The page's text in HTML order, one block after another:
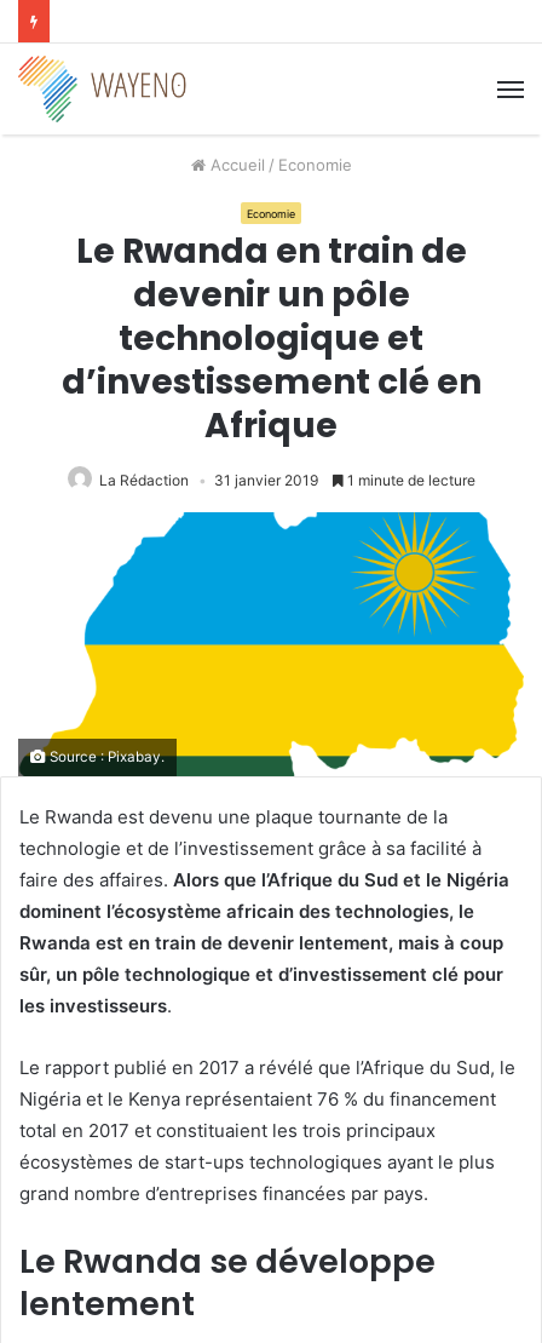
Accueil / Economie
Economie
Le Rwanda en train de
devenir un pôle
technologique et
d’investissement clé en
Afrique
La Rédaction 31 janvier 2019 1 minute de lecture
Source : Pixabay.
Le Rwanda est devenu une plaque tournante de la
technologie et de l’investissement grâce à sa facilité à
faire des affaires. Alors que l’Afrique du Sud et le Nigéria
dominent l’écosystème africain des technologies, le
Rwanda est en train de devenir lentement, mais à coup
sûr, un pôle technologique et d’investissement clé pour
les investisseurs.
Le rapport publié en 2017 a révélé que l’Afrique du Sud, le
Nigéria et le Kenya représentaient 76 % du financement
total en 2017 et constituaient les trois principaux
écosystèmes de start-ups technologiques ayant le plus
grand nombre d’entreprises financées par pays.
Le Rwanda se développe
lentement